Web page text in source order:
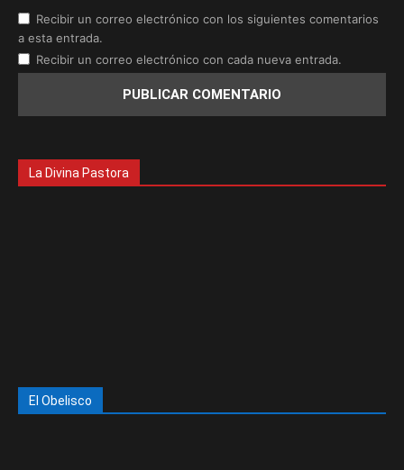
Recibir un correo electrónico con los siguientes comentarios
a esta entrada.
Recibir un correo electrónico con cada nueva entrada.
La Divina Pastora
El Obelisco